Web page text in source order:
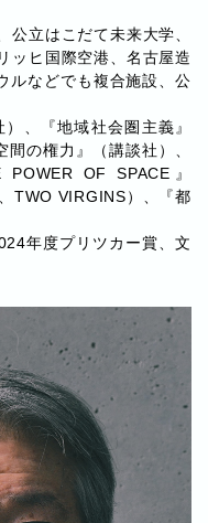
公立はこだて未来大学、
ッヒ国際空港、名古屋造
ルなどでも複合施設、公
、『地域社会圏主義』
間の権力』（講談社）、
OF SPACE』
TWO VIRGINS）、『都
年度プリツカー賞、文